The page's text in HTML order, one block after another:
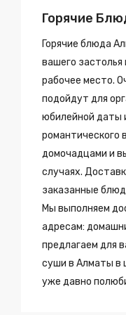
Горячие
Горячие блюда
вашего застолья
рабочее место.
подойдут для
юбилейной даты
романтического
домочадцами и
случаях.
заказанные
Мы выполняем
адресам:
предлагаем для
суши в Алматы в
уже давно